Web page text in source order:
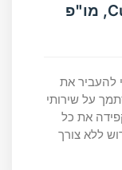
צוותי Customer Success, מו"פ
את
על שירותי
את כל
ללא צורך